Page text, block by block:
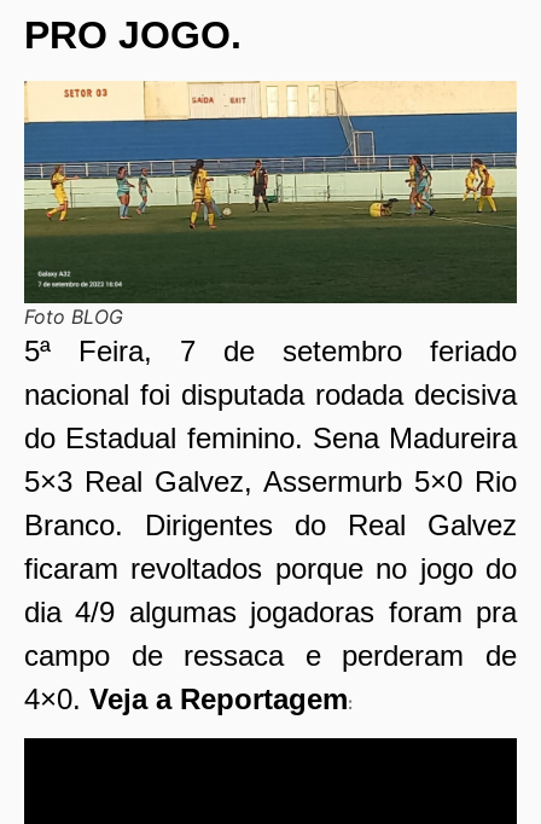
PRO JOGO.
Foto BLOG
5ª Feira, 7 de setembro feriado
nacional foi disputada rodada decisiva
do Estadual feminino. Sena Madureira
5×3 Real Galvez, Assermurb 5×0 Rio
Branco. Dirigentes do Real Galvez
ficaram revoltados porque no jogo do
dia 4/9 algumas jogadoras foram pra
campo de ressaca e perderam de
4×0. Veja a Reportagem: